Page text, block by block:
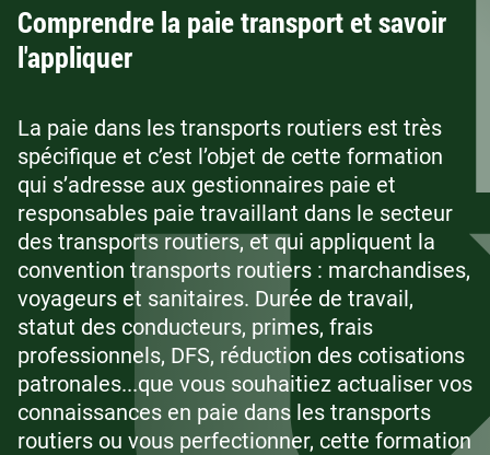
Comprendre la paie transport et savoir
l'appliquer
La paie dans les transports routiers est très
spécifique et c’est l’objet de cette formation
qui s’adresse aux gestionnaires paie et
responsables paie travaillant dans le secteur
des transports routiers, et qui appliquent la
convention transports routiers : marchandises,
voyageurs et sanitaires. Durée de travail,
statut des conducteurs, primes, frais
professionnels, DFS, réduction des cotisations
patronales...que vous souhaitiez actualiser vos
connaissances en paie dans les transports
routiers ou vous perfectionner, cette formation